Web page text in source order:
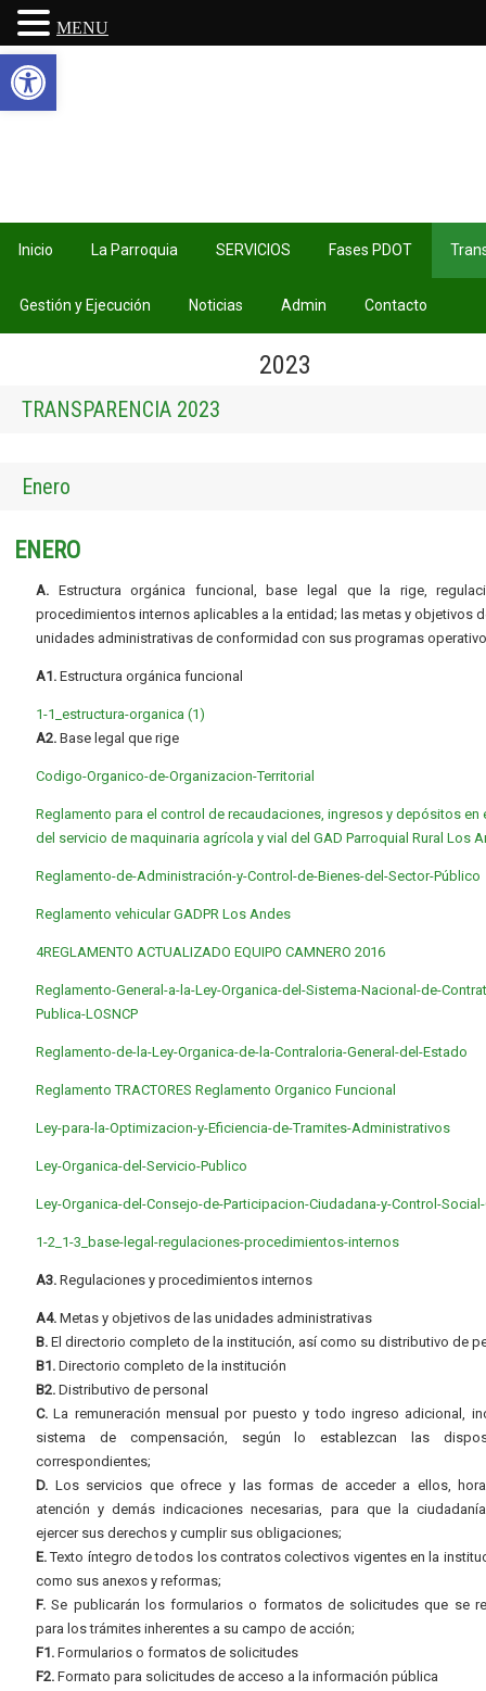
Inicio La Parroquia SERVICIOS Fases PDOT
Gestión y Ejecución Noticias Admin Contacto
2023
TRANSPARENCIA 2023
Enero
ENERO
A. Estructura orgánica funcional, base legal que la rige,
procedimientos internos aplicables a la entidad; las metas y objetivos
unidades administrativas de conformidad con sus programas
A1. Estructura orgánica funcional
1-1_estructura-organica (1)
A2. Base legal que rige
Codigo-Organico-de-Organizacion-Territorial
Reglamento para el control de recaudaciones, ingresos y depósitos en
del servicio de maquinaria agrícola y vial del GAD Parroquial Rural Los
Reglamento-de-Administración-y-Control-de-Bienes-del-Sector-Público
Reglamento vehicular GADPR Los Andes
4REGLAMENTO ACTUALIZADO EQUIPO CAMNERO 2016
Reglamento-General-a-la-Ley-Organica-del-Sistema-Nacional-de-
Publica-LOSNCP
Reglamento-de-la-Ley-Organica-de-la-Contraloria-General-del-Estado
Reglamento TRACTORES Reglamento Organico Funcional
Ley-para-la-Optimizacion-y-Eficiencia-de-Tramites-Administrativos
Ley-Organica-del-Servicio-Publico
Ley-Organica-del-Consejo-de-Participacion-Ciudadana-y-Control-Social-
1-2_1-3_base-legal-regulaciones-procedimientos-internos
A3. Regulaciones y procedimientos internos
A4. Metas y objetivos de las unidades administrativas
B. El directorio completo de la institución, así como su distributivo de
B1. Directorio completo de la institución
B2. Distributivo de personal
C. La remuneración mensual por puesto y todo ingreso adicional,
sistema de compensación, según lo establezcan las
correspondientes;
D. Los servicios que ofrece y las formas de acceder a ellos,
atención y demás indicaciones necesarias, para que la
ejercer sus derechos y cumplir sus obligaciones;
E.Texto íntegro de todos los contratos colectivos vigentes en la
como sus anexos y reformas;
F. Se publicarán los formularios o formatos de solicitudes que se
para los trámites inherentes a su campo de acción;
F1. Formularios o formatos de solicitudes
F2. Formato para solicitudes de acceso a la información pública
MENU
Abrir barra de herramientas